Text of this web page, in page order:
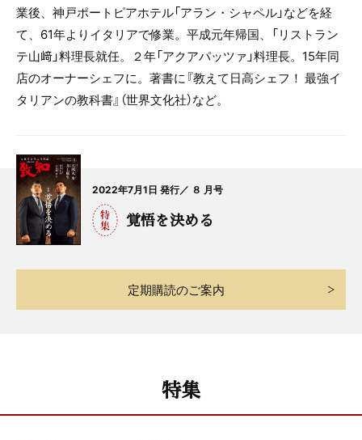
業後、神戸ポートピアホテル「アラン・シャペル」などを経
て、61年よりイタリアで修業。平成元年帰国、「リストラン
テ山﨑」料理長就任。２年「アクアパッツァ」料理長。15年同
店のオーナーシェフに。著書に『教えて日高シェフ！ 最強イ
タリアンの教科書』（世界文化社）など。
2022年7月1日 発行／ ８ 月号
覚悟を決める
定期購読のご案内
特集